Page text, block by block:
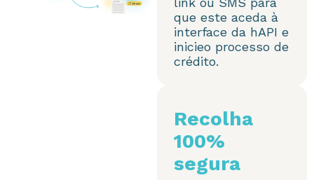
que este aceda à
interface da hAPI e
inicieo processo de
crédito.
Recolha
100%
segura